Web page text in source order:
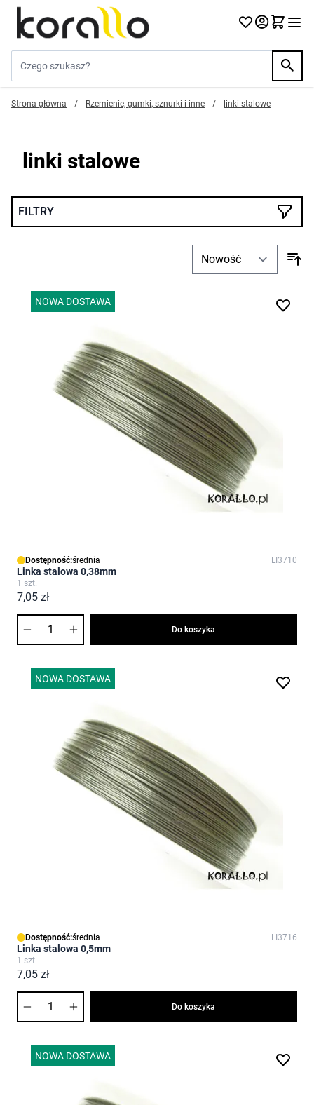
Przejdź do treści
Strona główna / Rzemienie, gumki, sznurki i inne / linki stalowe
linki stalowe
FILTRY
NOWA DOSTAWA
Dostępność:średnia LI3710
Linka stalowa 0,38mm
1 szt.
7,05 zł
Do koszyka
NOWA DOSTAWA
Dostępność:średnia LI3716
Linka stalowa 0,5mm
1 szt.
7,05 zł
Do koszyka
NOWA DOSTAWA